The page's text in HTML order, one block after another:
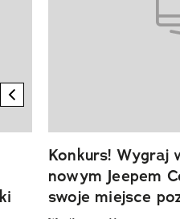
previous element
Konkurs! Wygraj
nowym Jeepem
swoje miejsce